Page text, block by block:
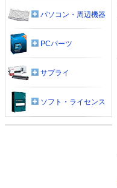
パソコン・周辺機器
PCパーツ
サプライ
ソフト・ライセンス